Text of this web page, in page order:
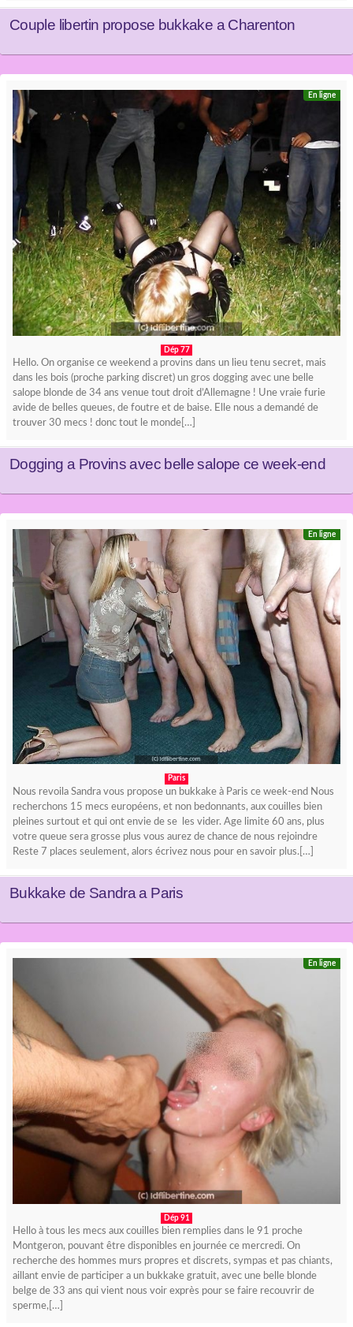
Couple libertin propose bukkake a Charenton
En ligne
Dép 77
Hello. On organise ce weekend a provins dans un lieu tenu secret, mais
dans les bois (proche parking discret) un gros dogging avec une belle
salope blonde de 34 ans venue tout droit d’Allemagne ! Une vraie furie
avide de belles queues, de foutre et de baise. Elle nous a demandé de
trouver 30 mecs ! donc tout le monde[…]
Dogging a Provins avec belle salope ce week-end
En ligne
Paris
Nous revoila Sandra vous propose un bukkake à Paris ce week-end Nous
recherchons 15 mecs européens, et non bedonnants, aux couilles bien
pleines surtout et qui ont envie de se les vider. Age limite 60 ans, plus
votre queue sera grosse plus vous aurez de chance de nous rejoindre
Reste 7 places seulement, alors écrivez nous pour en savoir plus.[…]
Bukkake de Sandra a Paris
En ligne
Dép 91
Hello à tous les mecs aux couilles bien remplies dans le 91 proche
Montgeron, pouvant être disponibles en journée ce mercredi. On
recherche des hommes murs propres et discrets, sympas et pas chiants,
aillant envie de participer a un bukkake gratuit, avec une belle blonde
belge de 33 ans qui vient nous voir exprès pour se faire recouvrir de
sperme,[…]